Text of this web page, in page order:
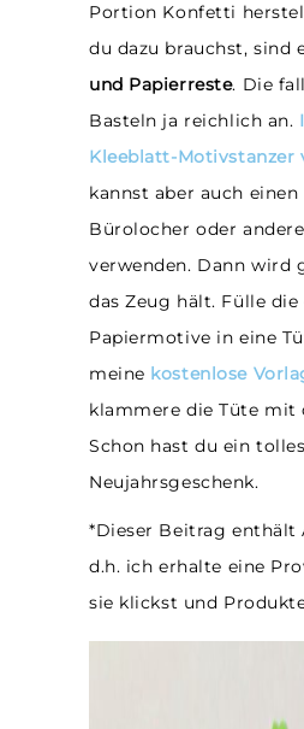
Portion Konfetti
du dazu brauchst, sind
und Papierreste. Die
Basteln ja reichlich an.
Kleeblatt-Motivstanzer
kannst aber auch
Bürolocher oder
verwenden. Dann wird
das Zeug hält. Fülle
Papiermotive in eine
meine kostenlose
klammere die Tüte mit
Schon hast du ein tolles
Neujahrsgeschenk.
*Dieser Beitrag enthält
d.h. ich erhalte eine
sie klickst und